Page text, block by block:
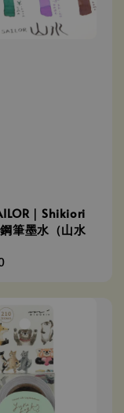
｜Shikiori
筆墨水（山水